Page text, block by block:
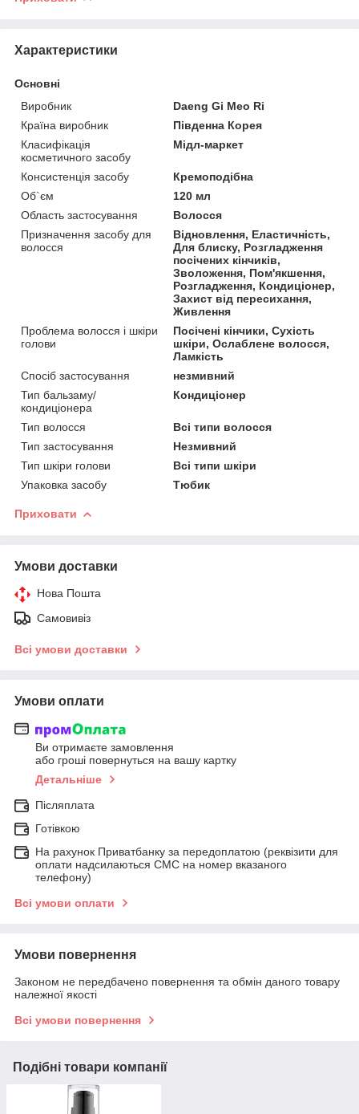
Характеристики
Основні
Виробник
Daeng Gi Meo Ri
Країна виробник
Південна Корея
Класифікація
косметичного засобу
Мідл-маркет
Консистенція засобу
Кремоподібна
Об`єм
120 мл
Область застосування
Волосся
Призначення засобу для
волосся
Відновлення, Еластичність,
Для блиску, Розгладження
посічених кінчиків,
Зволоження, Пом'якшення,
Розгладження, Кондиціонер,
Захист від пересихання,
Живлення
Проблема волосся і шкіри
голови
Посічені кінчики, Сухість
шкіри, Ослаблене волосся,
Ламкість
Спосіб застосування
незмивний
Тип бальзаму/
кондиціонера
Кондиціонер
Тип волосся
Всі типи волосся
Тип застосування
Незмивний
Тип шкіри голови
Всі типи шкіри
Упаковка засобу
Тюбик
Приховати
Умови доставки
Нова Пошта
Самовивіз
Всі умови доставки
Умови оплати
Ви отримаєте замовлення
або гроші повернуться на вашу картку
Детальніше
Післяплата
Готівкою
На рахунок Приватбанку за передоплатою (реквізити для
оплати надсилаються СМС на номер вказаного
телефону)
Всі умови оплати
Умови повернення
Законом не передбачено повернення та обмін даного товару
належної якості
Всі умови повернення
Подібні товари компанії